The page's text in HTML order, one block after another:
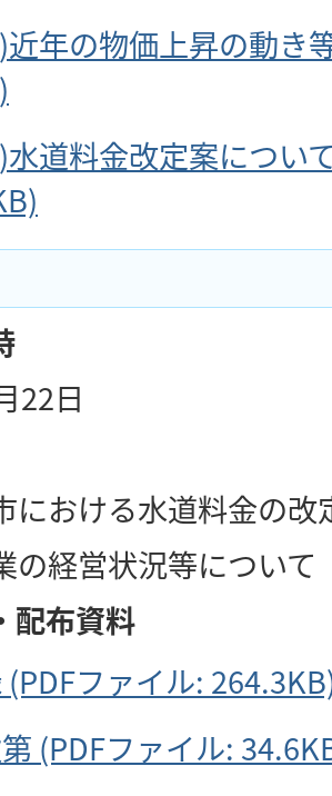
年の物価上昇の動き
道料金改定案につい
22日
における水道料金の
の経営状況等について
配布資料
ファイル:
(PDFファイル: